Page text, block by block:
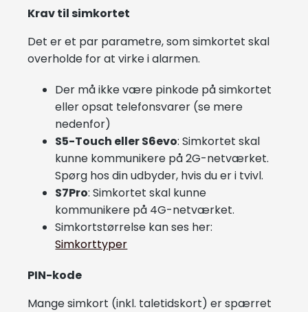
Krav til simkortet
Det er et par parametre, som simkortet skal
overholde for at virke i alarmen.
Der må ikke være pinkode på simkortet
eller opsat telefonsvarer (se mere
nedenfor)
S5-Touch eller S6evo: Simkortet skal
kunne kommunikere på 2G-netværket.
Spørg hos din udbyder, hvis du er i tvivl.
S7Pro: Simkortet skal kunne
kommunikere på 4G-netværket.
Simkortstørrelse kan ses her:
Simkorttyper
PIN-kode
Mange simkort (inkl. taletidskort) er spærret